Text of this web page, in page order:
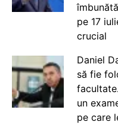
pe 17
crucial
Daniel
să fie
un
pe care